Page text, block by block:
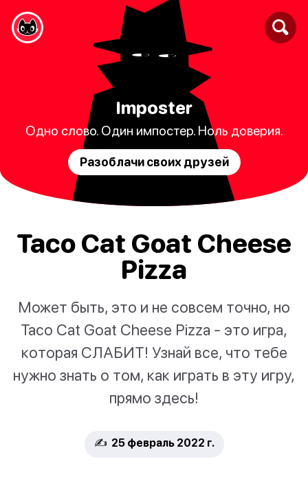
Imposter
Одно слово. Один импостер. Ноль доверия.
Разоблачи своих друзей
Taco Cat Goat Cheese
Pizza
Может быть, это и не совсем точно, но
Taco Cat Goat Cheese Pizza - это игра,
которая СЛАБИТ! Узнай все, что тебе
нужно знать о том, как играть в эту игру,
прямо здесь!
✍️ 25 февраль 2022 г.